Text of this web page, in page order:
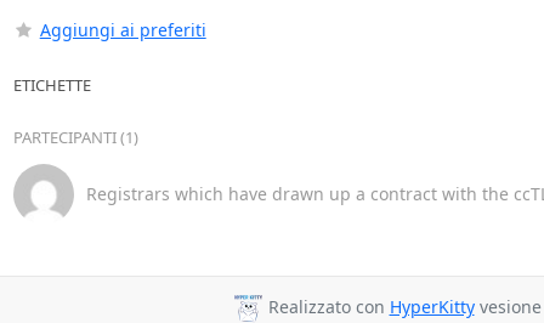
Aggiungi ai preferiti
ETICHETTE
PARTECIPANTI (1)
Registrars which have drawn up a contract with the
Realizzato con HyperKittyvesione